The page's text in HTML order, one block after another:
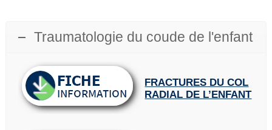
Traumatologie du coude de l'enfant
FRACTURES DU COL
RADIAL DE L’ENFANT